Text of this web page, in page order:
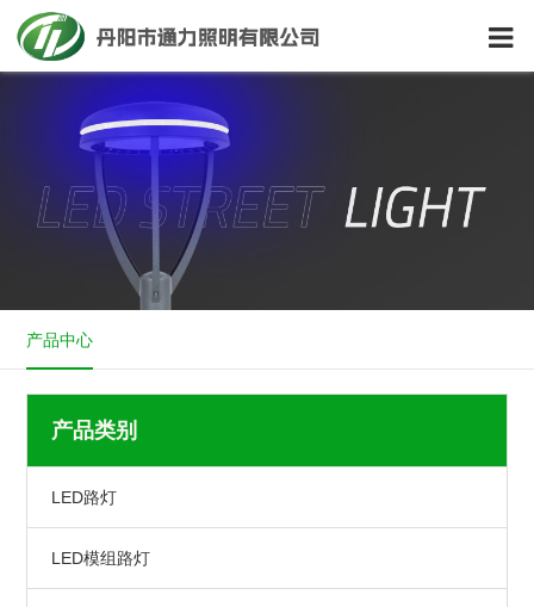
产品中心
产品类别
LED路灯
LED模组路灯